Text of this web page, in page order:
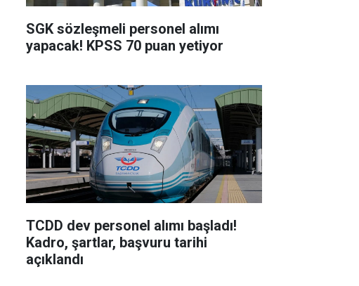
SGK sözleşmeli personel alımı
yapacak! KPSS 70 puan yetiyor
TCDD dev personel alımı başladı!
Kadro, şartlar, başvuru tarihi
açıklandı